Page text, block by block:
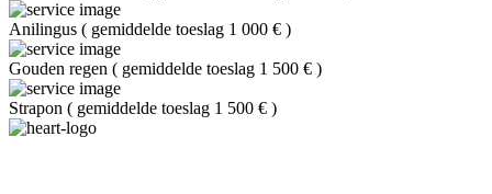
Anilingus ( gemiddelde toeslag 1 000 € )
Gouden regen ( gemiddelde toeslag 1 500 € )
Strapon ( gemiddelde toeslag 1 500 € )